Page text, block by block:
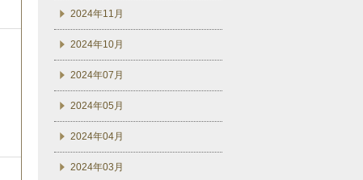
2024年11月
2024年10月
2024年07月
2024年05月
2024年04月
2024年03月